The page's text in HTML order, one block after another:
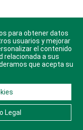
Android, iOS y
reservados.
Contacto
Diario Libre
para obtener datos
usuarios y mejorar
el contenido
relacionada a sus
que acepta su
Legal